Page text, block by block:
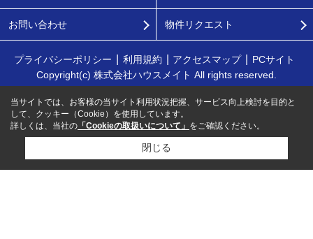
お問い合わせ 物件リクエスト
プライバシーポリシー 利用規約 アクセスマップ
PCサイト
Copyright(c) 株式会社ハウスメイト All rights reserved.
当サイトでは、お客様の当サイト利用状況把握、サービス向上検討を目的と
して、クッキー（Cookie）を使用しています。
詳しくは、当社の 「Cookieの取扱いについて」 をご確認ください。
閉じる